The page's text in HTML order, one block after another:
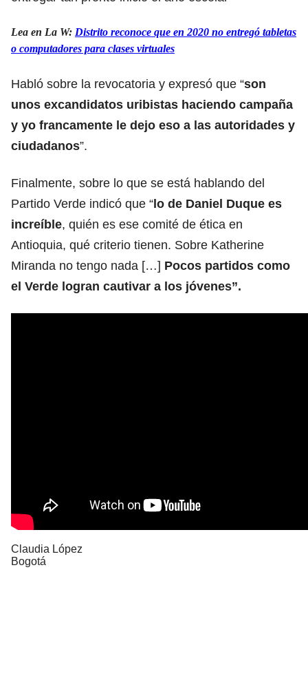
Lea en La W: Distrito reconoce que en 2020 no entregó tabletas
o computadores para clases virtuales
Habló sobre la revocatoria y expresó que “son
unos excandidatos uribistas haciendo campaña
y yo francamente le dejo eso a las autoridades y
ciudadanos”.
Finalmente, sobre lo que se está hablando del
Partido Verde indicó que “lo de Daniel Duque es
increíble, quién es ese comité de ética en
Antioquia, qué criterio tienen. Sobre Katherine
Miranda no tengo nada […] Pocos partidos como
el Verde logran cautivar a los jóvenes”.
Claudia López
Bogotá